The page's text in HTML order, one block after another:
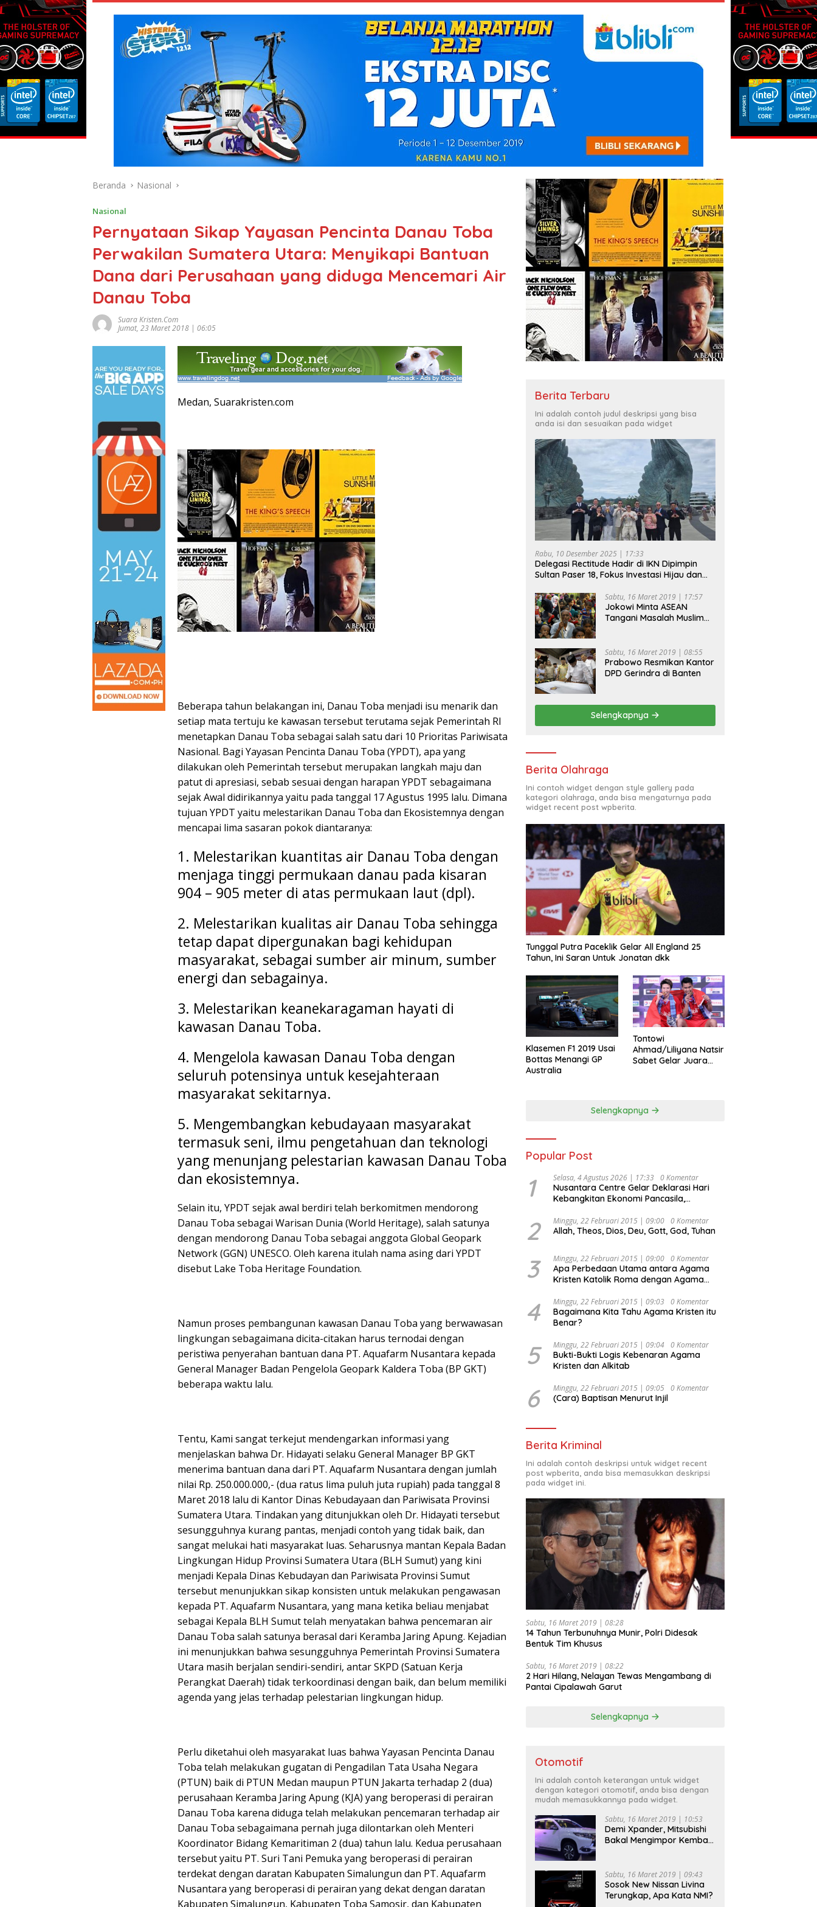
Beranda Nasional
Nasional
Pernyataan Sikap Yayasan Pencinta Danau Toba
Perwakilan Sumatera Utara: Menyikapi Bantuan
Dana dari Perusahaan yang diduga Mencemari Air
Danau Toba
Suara Kristen.com
Jumat, 23 Maret 2018 | 06:05
Medan, Suarakristen.com
Beberapa tahun belakangan ini, Danau Toba menjadi isu menarik dan
setiap mata tertuju ke kawasan tersebut terutama sejak Pemerintah RI
menetapkan Danau Toba sebagai salah satu dari 10 Prioritas Pariwisata
Nasional. Bagi Yayasan Pencinta Danau Toba (YPDT), apa yang
dilakukan oleh Pemerintah tersebut merupakan langkah maju dan
patut di apresiasi, sebab sesuai dengan harapan YPDT sebagaimana
sejak Awal didirikannya yaitu pada tanggal 17 Agustus 1995 lalu. Dimana
tujuan YPDT yaitu melestarikan Danau Toba dan Ekosistemnya dengan
mencapai lima sasaran pokok diantaranya:
1. Melestarikan kuantitas air Danau Toba dengan
menjaga tinggi permukaan danau pada kisaran
904 – 905 meter di atas permukaan laut (dpl).
2. Melestarikan kualitas air Danau Toba sehingga
tetap dapat dipergunakan bagi kehidupan
masyarakat, sebagai sumber air minum, sumber
energi dan sebagainya.
3. Melestarikan keanekaragaman hayati di
kawasan Danau Toba.
4. Mengelola kawasan Danau Toba dengan
seluruh potensinya untuk kesejahteraan
masyarakat sekitarnya.
5. Mengembangkan kebudayaan masyarakat
termasuk seni, ilmu pengetahuan dan teknologi
yang menunjang pelestarian kawasan Danau Toba
dan ekosistemnya.
Selain itu, YPDT sejak awal berdiri telah berkomitmen mendorong
Danau Toba sebagai Warisan Dunia (World Heritage), salah satunya
dengan mendorong Danau Toba sebagai anggota Global Geopark
Network (GGN) UNESCO. Oleh karena itulah nama asing dari YPDT
disebut Lake Toba Heritage Foundation.
Namun proses pembangunan kawasan Danau Toba yang berwawasan
lingkungan sebagaimana dicita-citakan harus ternodai dengan
peristiwa penyerahan bantuan dana PT. Aquafarm Nusantara kepada
General Manager Badan Pengelola Geopark Kaldera Toba (BP GKT)
beberapa waktu lalu.
Tentu, Kami sangat terkejut mendengarkan informasi yang
menjelaskan bahwa Dr. Hidayati selaku General Manager BP GKT
menerima bantuan dana dari PT. Aquafarm Nusantara dengan jumlah
nilai Rp. 250.000.000,- (dua ratus lima puluh juta rupiah) pada tanggal 8
Maret 2018 lalu di Kantor Dinas Kebudayaan dan Pariwisata Provinsi
Sumatera Utara. Tindakan yang ditunjukkan oleh Dr. Hidayati tersebut
sesungguhnya kurang pantas, menjadi contoh yang tidak baik, dan
sangat melukai hati masyarakat luas. Seharusnya mantan Kepala Badan
Lingkungan Hidup Provinsi Sumatera Utara (BLH Sumut) yang kini
menjadi Kepala Dinas Kebudayan dan Pariwisata Provinsi Sumut
tersebut menunjukkan sikap konsisten untuk melakukan pengawasan
kepada PT. Aquafarm Nusantara, yang mana ketika beliau menjabat
sebagai Kepala BLH Sumut telah menyatakan bahwa pencemaran air
Danau Toba salah satunya berasal dari Keramba Jaring Apung. Kejadian
ini menunjukkan bahwa sesungguhnya Pemerintah Provinsi Sumatera
Utara masih berjalan sendiri-sendiri, antar SKPD (Satuan Kerja
Perangkat Daerah) tidak terkoordinasi dengan baik, dan belum memiliki
agenda yang jelas terhadap pelestarian lingkungan hidup.
Perlu diketahui oleh masyarakat luas bahwa Yayasan Pencinta Danau
Toba telah melakukan gugatan di Pengadilan Tata Usaha Negara
(PTUN) baik di PTUN Medan maupun PTUN Jakarta terhadap 2 (dua)
perusahaan Keramba Jaring Apung (KJA) yang beroperasi di perairan
Danau Toba karena diduga telah melakukan pencemaran terhadap air
Danau Toba sebagaimana pernah juga dilontarkan oleh Menteri
Koordinator Bidang Kemaritiman 2 (dua) tahun lalu. Kedua perusahaan
tersebut yaitu PT. Suri Tani Pemuka yang beroperasi di perairan
terdekat dengan daratan Kabupaten Simalungun dan PT. Aquafarm
Nusantara yang beroperasi di perairan yang dekat dengan daratan
Kabupaten Simalungun, Kabupaten Toba Samosir, dan Kabupaten
Berita Terbaru
Ini adalah contoh judul deskripsi yang bisa
anda isi dan sesuaikan pada widget
Rabu, 10 Desember 2025 | 17:33
Delegasi Rectitude Hadir di IKN Dipimpin
Sultan Paser 18, Fokus Investasi Hijau dan
Sabtu, 16 Maret 2019 | 17:57
Jokowi Minta ASEAN
Tangani Masalah Muslim
Sabtu, 16 Maret 2019 | 08:55
Prabowo Resmikan Kantor
DPD Gerindra di Banten
Selengkapnya
Berita Olahraga
Ini contoh widget dengan style gallery pada
kategori olahraga, anda bisa mengaturnya pada
widget recent post wpberita.
Tunggal Putra Paceklik Gelar All England 25
Tahun, Ini Saran Untuk Jonatan dkk
Klasemen F1 2019 Usai
Bottas Menangi GP
Australia
Tontowi
Ahmad/Liliyana Natsir
Sabet Gelar Juara
Selengkapnya
Popular Post
1 Selasa, 4 Agustus 2026 | 17:33 0 Komentar
Nusantara Centre Gelar Deklarasi Hari
Kebangkitan Ekonomi Pancasila,
Djojohadikusumo Anti Penjajahan
(Pergolakan Ekonomi Politik Indonesia) &
Undang Perekonomian Nasional dan
Kesejahteraan Sosial dalam Menata
Bangsa Menuju Indonesia Emas 2045”,
2 Minggu, 22 Februari 2015 | 09:00 0 Komentar
Allah, Theos, Dios, Deu, Gott, God, Tuhan
3 Minggu, 22 Februari 2015 | 09:00 0 Komentar
Apa Perbedaan Utama antara Agama
Kristen Katolik Roma dengan Agama
4 Minggu, 22 Februari 2015 | 09:03 0 Komentar
Bagaimana Kita Tahu Agama Kristen itu
Benar?
5 Minggu, 22 Februari 2015 | 09:04 0 Komentar
Bukti-Bukti Logis Kebenaran Agama
Kristen dan Alkitab
6 Minggu, 22 Februari 2015 | 09:05 0 Komentar
(Cara) Baptisan Menurut Injil
Berita Kriminal
Ini adalah contoh deskripsi untuk widget recent
post wpberita, anda bisa memasukkan deskripsi
pada widget ini.
Sabtu, 16 Maret 2019 | 08:28
14 Tahun Terbunuhnya Munir, Polri Didesak
Bentuk Tim Khusus
Sabtu, 16 Maret 2019 | 08:22
2 Hari Hilang, Nelayan Tewas Mengambang di
Pantai Cipalawah Garut
Selengkapnya
Otomotif
Ini adalah contoh keterangan untuk widget
dengan kategori otomotif, anda bisa dengan
mudah memasukkannya pada widget.
Sabtu, 16 Maret 2019 | 10:53
Demi Xpander, Mitsubishi
Bakal Mengimpor Kembali
Sabtu, 16 Maret 2019 | 09:43
Sosok New Nissan Livina
Terungkap, Apa Kata NMI?